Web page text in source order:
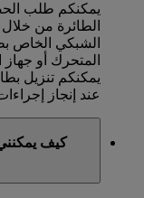
يمكنكم طلب
الطائرة من
الشبكي الخاص
المتحرك أو جهاز
يمكنكم تنزيل
عند إنجاز
كيف